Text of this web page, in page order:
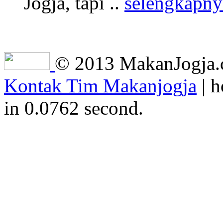
© 2013
Kontak Tim Makanjogja |
in 0.0762 second.